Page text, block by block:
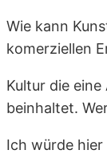
Wie kann
komerziellen
Kultur die
beinhaltet.
Ich würde